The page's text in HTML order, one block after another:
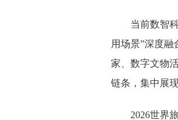
当前数智
用场景”深度
家、数字文物
链条，集中展
2026世界